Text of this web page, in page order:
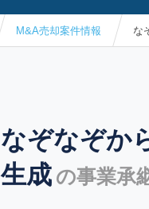
M&A売却案件情報 な
なぞなぞか
生成 の事業承